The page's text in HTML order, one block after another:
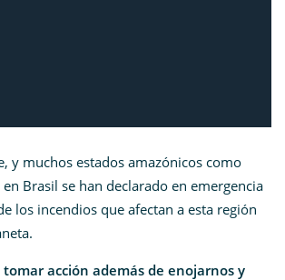
y muchos estados amazónicos como
Brasil se han declarado en emergencia
los incendios que afectan a esta región
tomar acción además de enojarnos y